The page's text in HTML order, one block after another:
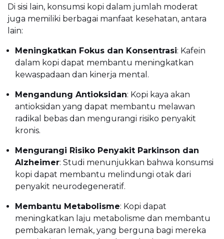
Di sisi lain, konsumsi kopi dalam jumlah moderat
juga memiliki berbagai manfaat kesehatan, antara
lain:
Meningkatkan Fokus dan Konsentrasi: Kafein
dalam kopi dapat membantu meningkatkan
kewaspadaan dan kinerja mental.
Mengandung Antioksidan: Kopi kaya akan
antioksidan yang dapat membantu melawan
radikal bebas dan mengurangi risiko penyakit
kronis.
Mengurangi Risiko Penyakit Parkinson dan
Alzheimer: Studi menunjukkan bahwa konsumsi
kopi dapat membantu melindungi otak dari
penyakit neurodegeneratif.
Membantu Metabolisme: Kopi dapat
meningkatkan laju metabolisme dan membantu
pembakaran lemak, yang berguna bagi mereka